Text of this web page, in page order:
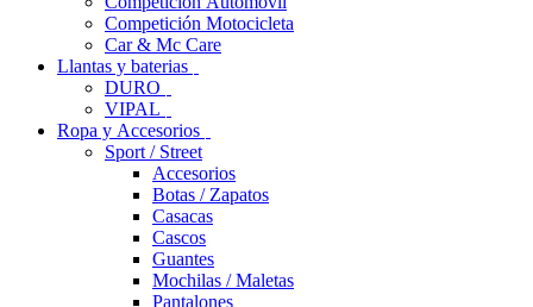
Competición Motocicleta
Car & Mc Care
Llantas y baterias
DURO
VIPAL
Ropa y Accesorios
Sport / Street
Accesorios
Botas / Zapatos
Casacas
Cascos
Guantes
Mochilas / Maletas
Pantalones